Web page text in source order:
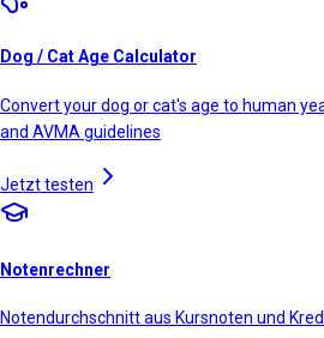
Dog / Cat Age Calculator
Convert your dog or cat's age to human
and AVMA guidelines
Jetzt testen
Notenrechner
Notendurchschnitt aus Kursnoten und